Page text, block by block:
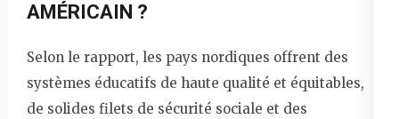
AMÉRICAIN ?
Selon le rapport, les pays nordiques offrent des
systèmes éducatifs de haute qualité et équitables,
de solides filets de sécurité sociale et des